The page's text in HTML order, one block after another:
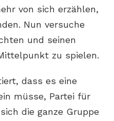
von sich erzählen,
Nun versuche
und seinen
zu spielen.
dass es eine
müsse, Partei für
die ganze Gruppe